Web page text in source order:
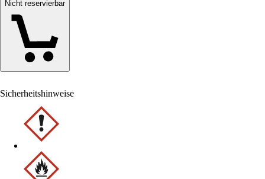
Nicht reservierbar
Sicherheitshinweise